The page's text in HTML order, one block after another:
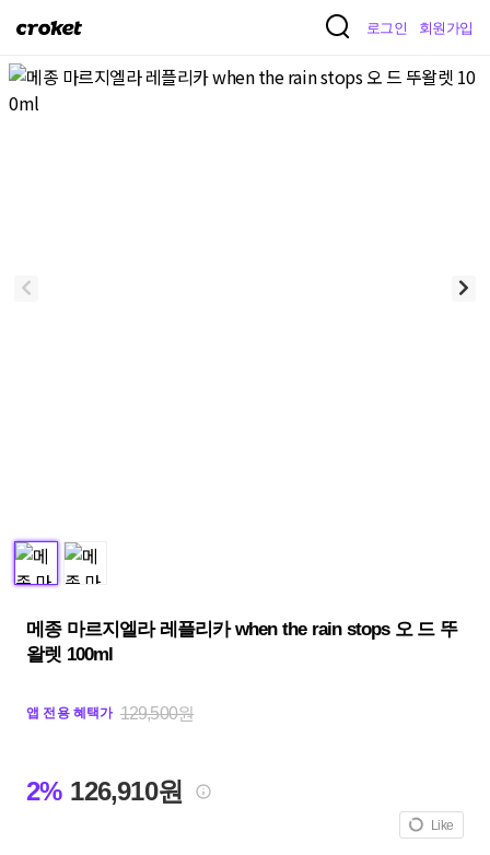
크
켓
로그인 회원가입
메종 마르지엘라 레플리카 when the rain stops 오 드 뚜
왈렛 100ml
앱 전용 혜택가 129,500원
2% 126,910원
Like